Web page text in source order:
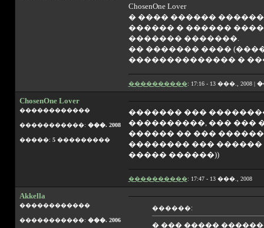
ChosenOne Lover
� ���� ������
������ � ������
������� �������.
�� ������� ����
�������������� �
����������: 17:16 - 13 ���., 2008 |
ChosenOne Lover
������������
�����������: ���. 2008
�����: 5���������
������� ���
����������, ��� ���
������ �� ���
�������� ��� ������
����� ������))
����������: 17:47 - 13 ���., 2008
Akkella
������������
�����������: ���. 2006
������:
� ��� �����